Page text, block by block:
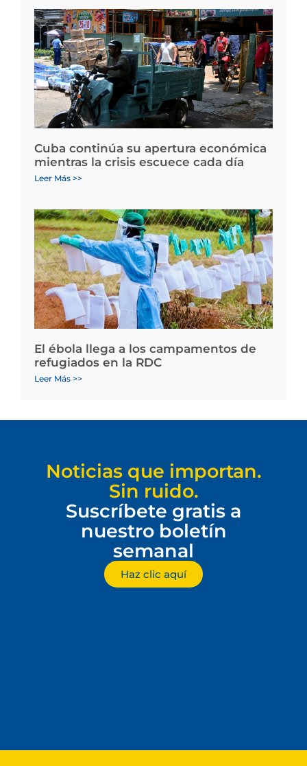
Cuba continúa su apertura económica
mientras la crisis escuece cada día
Leer Más >>
El ébola llega a los campamentos de
refugiados en la RDC
Leer Más >>
Noticias que importan.
Sin ruido.
Suscríbete gratis a
nuestro boletín
semanal
Haz clic aquí